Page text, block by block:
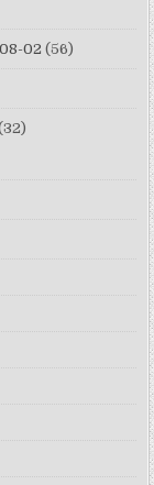
02 (56)